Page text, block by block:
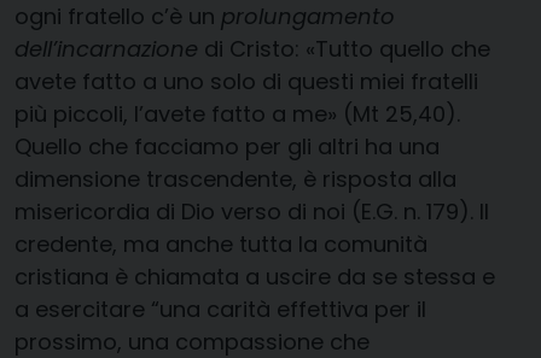
ogni fratello c’è un prolungamento
dell’incarnazione di Cristo: «Tutto quello che
avete fatto a uno solo di questi miei fratelli
più piccoli, l’avete fatto a me» (Mt 25,40).
Quello che facciamo per gli altri ha una
dimensione trascendente, è risposta alla
misericordia di Dio verso di noi (E.G. n. 179). Il
credente, ma anche tutta la comunità
cristiana è chiamata a uscire da se stessa e
a esercitare “una carità effettiva per il
prossimo, una compassione che